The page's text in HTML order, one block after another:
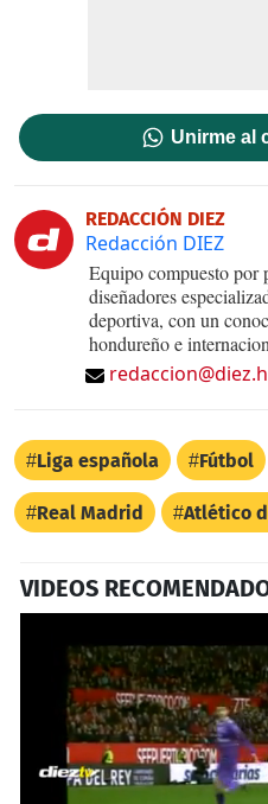
Unirme al
REDACCIÓN DIEZ
Redacción DIEZ
Equipo compuesto por
diseñadores
deportiva, con un
hondureño e
Liga española Fútbol
Real Madrid Atlético
VIDEOS